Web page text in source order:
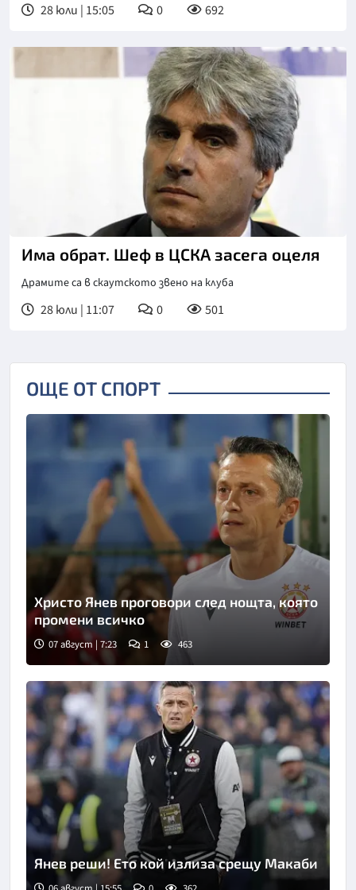
28 юли | 15:05 0 692
Има обрат. Шеф в ЦСКА засега оцеля
Драмите са в скаутското звено на клуба
28 юли | 11:07 0 501
ОЩЕ ОТ СПОРТ
Снимка: БТА
Христо Янев проговори след нощта, която
промени всичко
07 август | 7:23 1 463
Янев реши! Ето кой излиза срещу Макаби